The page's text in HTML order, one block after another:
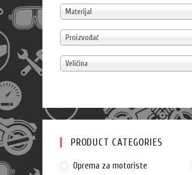
Materijal
Proizvođač
Veličina
PRODUCT CATEGORIES
Oprema za motoriste